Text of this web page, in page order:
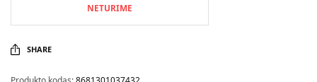
NETURIME
SHARE